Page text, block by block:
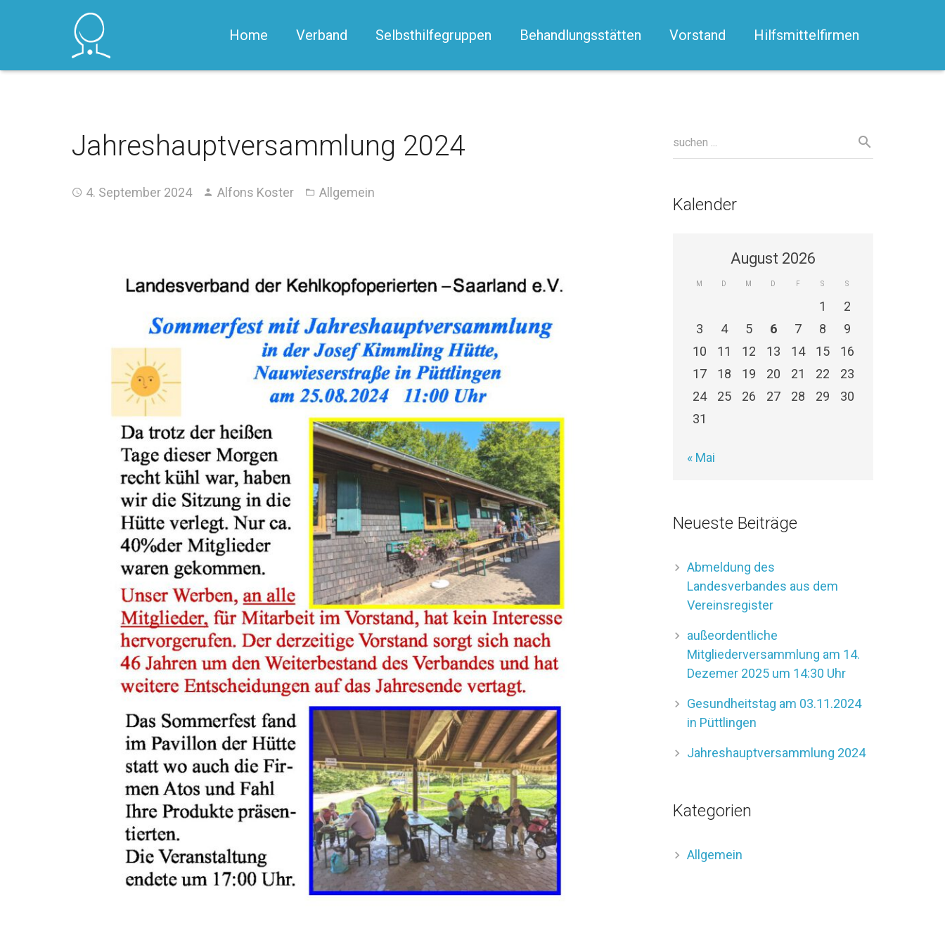
Home Verband Selbsthilfegruppen Behandlungsstätten Vorstand Hilfsmittelfirmen
Jahreshauptversammlung 2024
4. September 2024 Alfons Koster Allgemein
Kalender
August 2026
M D M D F S S
1
2
3
4 5 6 7 8
9
10
11 12 13 14 15
16
17
18 19 20 21 22
23
24
25 26 27 28 29
30
31
« Mai
Neueste Beiträge
Abmeldung des
Landesverbandes aus dem
Vereinsregister
außeordentliche
Mitgliederversammlung am 14.
Dezemer 2025 um 14:30 Uhr
Gesundheitstag am 03.11.2024
in Püttlingen
Jahreshauptversammlung 2024
Kategorien
Allgemein